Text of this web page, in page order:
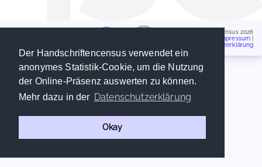
Der Handschriftencensus verwendet ein
anonymes Statistik-Cookie, um die Nutzung
der Online-Präsenz auswerten zu können.
Mehr dazu in der Datenschutzerklärung
Okay
Handschriftencensus 2026
Impressum
Datenschutzerklärung